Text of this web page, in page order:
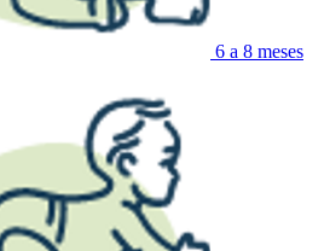
6 a 8 meses